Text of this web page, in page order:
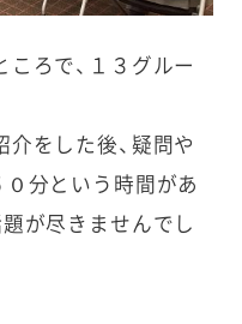
ろで、１３グルー
をした後、疑問や
分という時間があ
が尽きませんでし